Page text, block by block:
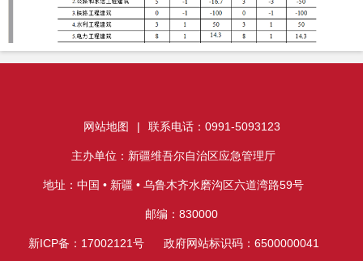
网站地图 | 联系电话：0991-5093123
主办单位：新疆维吾尔自治区应急管理厅
地址：中国 • 新疆 • 乌鲁木齐水磨沟区六道湾路59号
邮编：830000
新ICP备：17002121号 政府网站标识码：6500000041